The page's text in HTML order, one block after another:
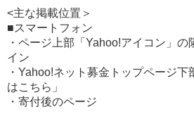
<主な掲載位置＞
■スマートフォン
・ページ上部「Yahoo!アイコン」
イン
・Yahoo!ネット募金トップページ
はこちら」
・寄付後のページ